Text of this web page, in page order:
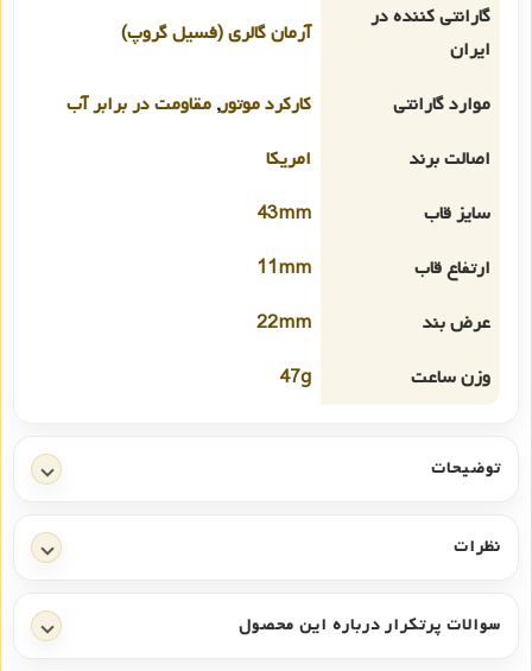
گارانتی کننده در
ایران
آرمان گالری (فسیل گروپ)
موارد گارانتی کارکرد موتور, مقاومت در برابر آب
اصالت برند
امریکا
سایز قاب
43mm
ارتفاع قاب
11mm
عرض بند
22mm
وزن ساعت
47g
توضیحات
نظرات
سوالات پرتکرار درباره این محصول